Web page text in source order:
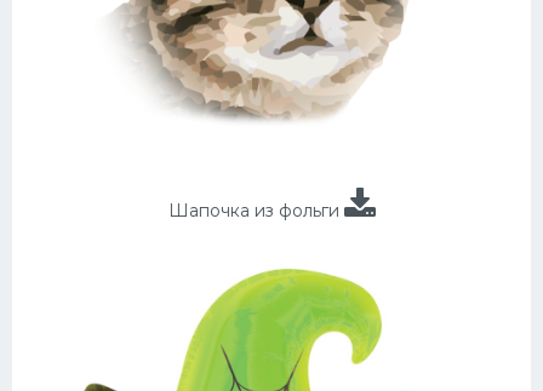
Шапочка из фольги